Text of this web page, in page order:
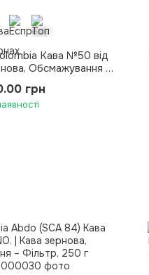
Кава №50 від
Обсмажування –
грн